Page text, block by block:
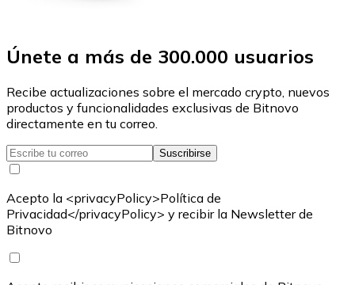
Únete a más de 300.000 usuarios
Recibe actualizaciones sobre el mercado crypto, nuevos
productos y funcionalidades exclusivas de Bitnovo
directamente en tu correo.
Suscribirse
Acepto la <privacyPolicy>Política de
Privacidad</privacyPolicy> y recibir la Newsletter de
Bitnovo